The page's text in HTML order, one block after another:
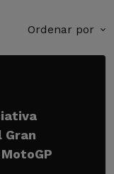
Ordenar por
Gran